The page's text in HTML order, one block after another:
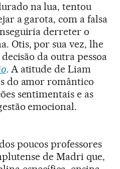
na lua, tentou
a garota, com a falsa
derreter o
Otis, por sua vez, lhe
da outra pessoa
. A atitude de Liam
do amor romântico
sentimentais e as
emocional.
poucos professores
de Madri que,